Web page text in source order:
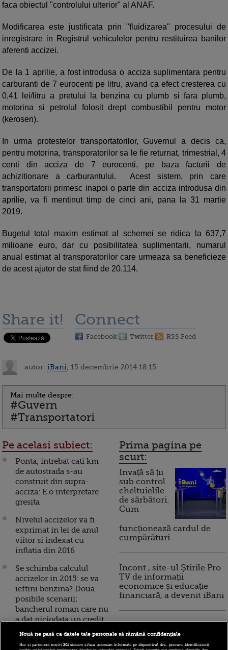
faca obiectul "controlului ulterior" al ANAF.
Modificarea este justificata prin "fluidizarea" procesului de
inregistrare in Registrul vehiculelor pentru restituirea banilor
aferenti accizei.
De la 1 aprilie, a fost introdusa o acciza suplimentara pentru
carburanti de 7 eurocenti pe litru, avand ca efect cresterea cu
0,41 lei/litru a pretului la benzina cu plumb si fara plumb,
motorina si petrolul folosit drept combustibil pentru motor
(kerosen).
In urma protestelor transportatorilor, Guvernul a decis ca,
pentru motorina, transporatorilor sa le fie returnat, trimestrial, 4
centi din acciza de 7 eurocenti, pe baza facturii de
achizitionare a carburantului. Acest sistem, prin care
transportatorii primesc inapoi o parte din acciza introdusa din
aprilie, va fi mentinut timp de cinci ani, pana la 31 martie
2019.
Bugetul total maxim estimat al schemei se ridica la 637,7
milioane euro, dar cu posibilitatea suplimentarii, numarul
anual estimat al transporatorilor care urmeaza sa beneficieze
de acest ajutor de stat fiind de 20.114.
Share it! Connect
Facebook Twitter RSS Feed
autor: iBani , 15 decembrie 2014 18:15
Mai multe despre:
#Guvern
#Transportatori
Pe acelasi subiect:
Ponta, intrebat cati km
de autostrada s-au
construit din supra-
acciza: E o interpretare
gresita
Nivelul accizelor va fi
exprimat in lei de anul
viitor si indexat cu
inflatia din 2016
Se schimba calculul
accizelor in 2015: se va
ieftini benzina? Doua
posibile scenarii;
bancherul roman care nu
a dat niciodata un credit
pe care sa nu-l
Prima pagina pe
scurt:
Invață să ții
sub control
cheltuielile
de sărbători.
Cum
funcționează cardul de
cumpărături
Incont , site-ul Știrile Pro
TV de informații
economice și educație
financiară, a devenit iBani
financiare inteligente
Nouă ne pasă ca datele tale personale să rămână confidențiale
Noi și partenerii noștri201stocăm și/sau accesăm informații pe dispozitivul dvs., precum identificatorii